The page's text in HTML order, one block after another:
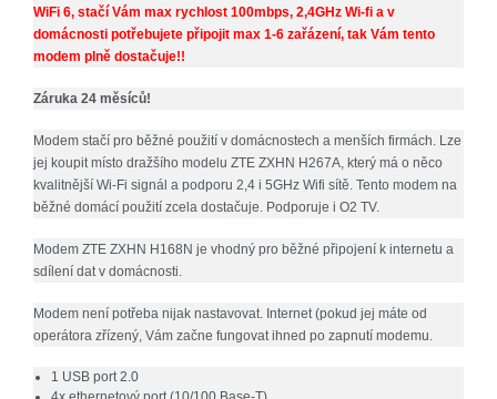
WiFi 6, stačí Vám max rychlost 100mbps, 2,4GHz Wi-fi a v
domácnosti potřebujete připojit max 1-6 zařázení, tak Vám tento
modem plně dostačuje!!
Záruka 24 měsíců!
Modem stačí pro běžné použití v domácnostech a menších firmách. Lze
jej koupit místo dražšího modelu ZTE ZXHN H267A, který má o něco
kvalitnější Wi-Fi signál a podporu 2,4 i 5GHz Wifi sítě. Tento modem na
běžné domácí použití zcela dostačuje. Podporuje i O2 TV.
Modem ZTE ZXHN H168N je vhodný pro běžné připojení k internetu a
sdílení dat v domácnosti.
Modem není potřeba nijak nastavovat. Internet (pokud jej máte od
operátora zřízený, Vám začne fungovat ihned po zapnutí modemu.
1 USB port 2.0